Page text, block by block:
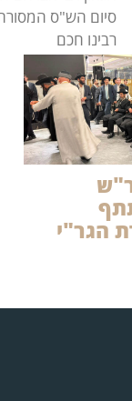
סיום הש"ס
רבינו חכם
הגר"י